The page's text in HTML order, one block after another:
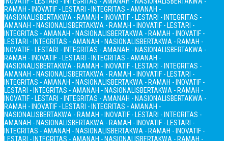
RAMAH - INOVATIF - LESTARI - INTEGRITAS - AMANAH -
NASIONALISBERTAKWA - RAMAH - INOVATIF - LESTARI - INTEGRITAS -
AMANAH - NASIONALISBERTAKWA - RAMAH - INOVATIF - LESTARI -
INTEGRITAS - AMANAH - NASIONALISBERTAKWA - RAMAH - INOVATIF -
LESTARI - INTEGRITAS - AMANAH - NASIONALISBERTAKWA - RAMAH -
INOVATIF - LESTARI - INTEGRITAS - AMANAH - NASIONALISBERTAKWA -
RAMAH - INOVATIF - LESTARI - INTEGRITAS - AMANAH -
NASIONALISBERTAKWA - RAMAH - INOVATIF - LESTARI - INTEGRITAS -
AMANAH - NASIONALISBERTAKWA - RAMAH - INOVATIF - LESTARI -
INTEGRITAS - AMANAH - NASIONALISBERTAKWA - RAMAH - INOVATIF -
LESTARI - INTEGRITAS - AMANAH - NASIONALISBERTAKWA - RAMAH -
INOVATIF - LESTARI - INTEGRITAS - AMANAH - NASIONALISBERTAKWA -
RAMAH - INOVATIF - LESTARI - INTEGRITAS - AMANAH -
NASIONALISBERTAKWA - RAMAH - INOVATIF - LESTARI - INTEGRITAS -
AMANAH - NASIONALISBERTAKWA - RAMAH - INOVATIF - LESTARI -
INTEGRITAS - AMANAH - NASIONALISBERTAKWA - RAMAH - INOVATIF -
LESTARI - INTEGRITAS - AMANAH - NASIONALISBERTAKWA - RAMAH -